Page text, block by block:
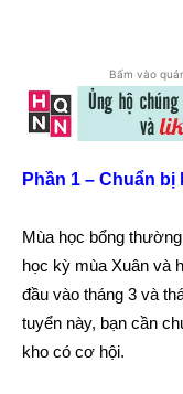
Bấm vào
Phần 1 – Chuẩn bị
Mùa học bổng
học kỳ mùa Xuân và
đầu vào tháng 3 và
tuyển này, bạn cần
kho có cơ hội.